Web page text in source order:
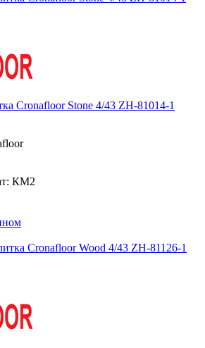
Cronafloor Stone 4/43 ZH-81014-1
КМ2